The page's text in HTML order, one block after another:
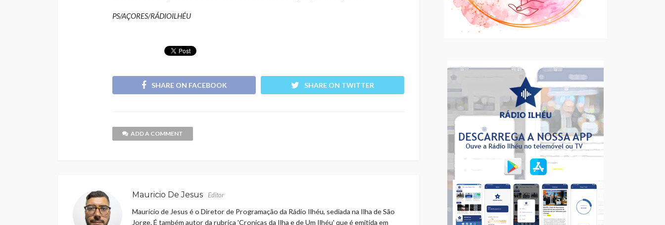
PS/AÇORES/RÁDIOILHÉU
SHARE ON FACEBOOK SHARE ON TWITTER
ADD A COMMENT
Mauricio De Jesus Editor
Maurício de Jesus é o Diretor de Programação da Rádio Ilhéu, sediada na Ilha de São
Jorge. É também autor da rubrica 'Cronicas da Ilha e de Um Ilhéu' que é emitida em